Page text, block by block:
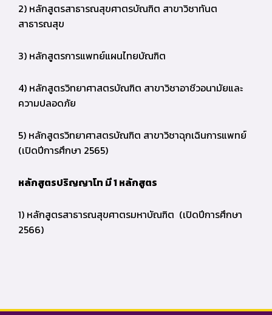
2) หลักสูตรสาธารณสุขศาตรบัณฑิต สาขาวิชาทันต
สาธารณสุข
3) หลักสูตรการแพทย์แผนไทยบัณฑิต
4) หลักสูตรวิทยาศาสตรบัณฑิต สาขาวิชาอาชีวอนามัยและ
ความปลอดภัย
5) หลักสูตรวิทยาศาสตรบัณฑิต สาขาวิชาฉุกเฉินการแพทย์
(เปิดปีการศึกษา 2565)
หลักสูตรปริญญาโท มี 1 หลักสูตร
1) หลักสูตรสาธารณสุขศาตรมหาบัณฑิต (เปิดปีการศึกษา
2566)